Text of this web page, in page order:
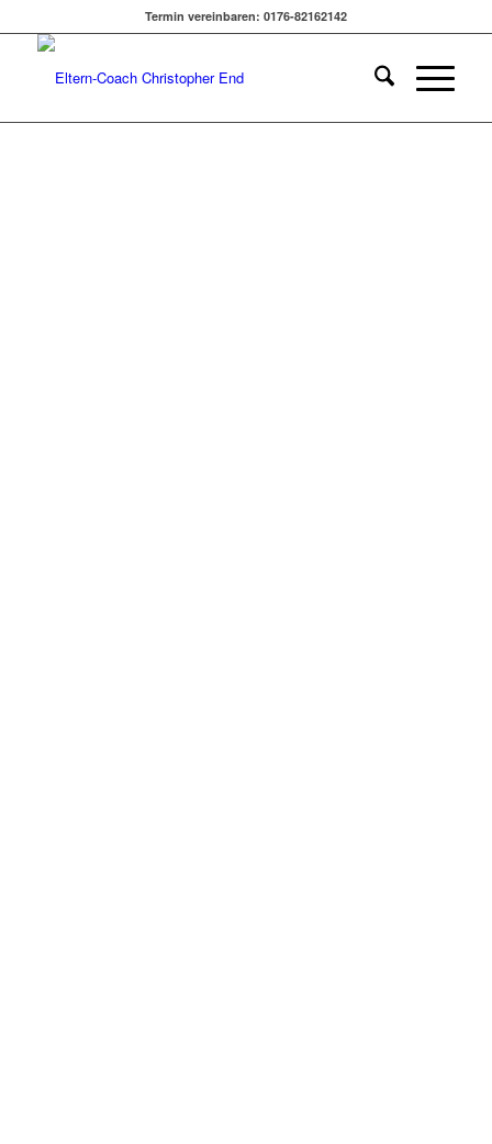
Termin vereinbaren: 0176-82162142
WEBER-EISENMANN &
LISA WURZBACH